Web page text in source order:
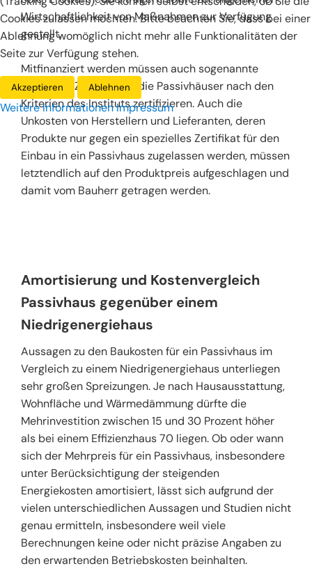
Wirtschaftlichkeit von Maßnahmen zur Verfügung
gestellt.
Mitfinanziert werden müssen auch sogenannte
Gebäude-Zertifizierer, die Passivhäuser nach den
Kriterien des Instituts zertifizieren. Auch die
Unkosten von Herstellern und Lieferanten, deren
Produkte nur gegen ein spezielles Zertifikat für den
Einbau in ein Passivhaus zugelassen werden, müssen
letztendlich auf den Produktpreis aufgeschlagen und
damit vom Bauherr getragen werden.
Amortisierung und Kostenvergleich
Passivhaus gegenüber einem
Niedrigenergiehaus
Aussagen zu den Baukosten für ein Passivhaus im
Vergleich zu einem Niedrigenergiehaus unterliegen
sehr großen Spreizungen. Je nach Hausausstattung,
Wohnfläche und Wärmedämmung dürfte die
Mehrinvestition zwischen 15 und 30 Prozent höher
als bei einem Effizienzhaus 70 liegen. Ob oder wann
sich der Mehrpreis für ein Passivhaus, insbesondere
unter Berücksichtigung der steigenden
Energiekosten amortisiert, lässt sich aufgrund der
vielen unterschiedlichen Aussagen und Studien nicht
genau ermitteln, insbesondere weil viele
Berechnungen keine oder nicht präzise Angaben zu
den erwartenden Betriebskosten beinhalten.
Cookies zulassen möchten. Bitte beachten Sie, dass bei einer
Ablehnung womöglich nicht mehr alle Funktionalitäten der
Seite zur Verfügung stehen.
Akzeptieren Ablehnen
Weitere InformationenImpressum